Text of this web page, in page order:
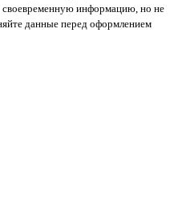
своевременную информацию, но не
данные перед оформлением